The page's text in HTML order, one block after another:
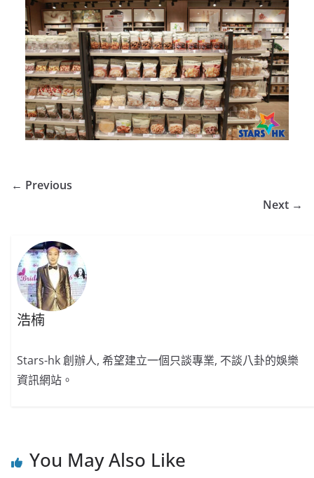
← Previous
Next →
浩楠
Stars-hk 創辦人, 希望建立一個只談專業, 不談八卦的娛樂
資訊網站。
You May Also Like